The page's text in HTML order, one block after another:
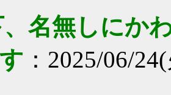
、名無しにか
：2025/06/